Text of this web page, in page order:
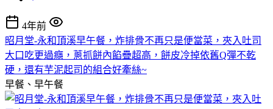
4年前
昭月堂-永和頂溪早午餐，炸排骨不再只是便當菜，夾入吐司
大口吃更過癮，蔥抓餅內餡疊超高，餅皮冷掉依舊Q彈不乾
硬，還有芋泥起司的組合好牽絲~
早餐、早午餐